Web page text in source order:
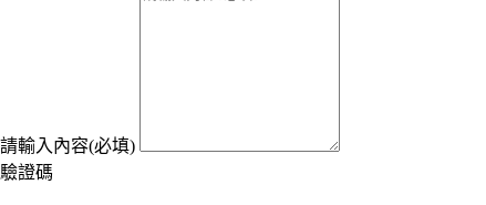
請輸入內容(必填)
驗證碼